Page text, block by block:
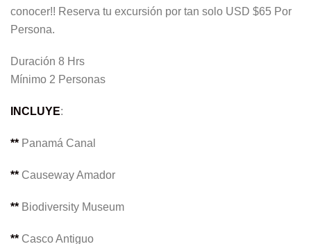
conocer!! Reserva tu excursión por tan solo USD $65 Por
Persona.
Duración 8 Hrs
Mínimo 2 Personas
INCLUYE:
** Panamá Canal
** Causeway Amador
** Biodiversity Museum
** Casco Antiguo